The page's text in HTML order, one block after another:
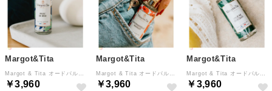
Margot&Tita
￥3,960
Margot&Tita
￥3,960
Margot&Tita
￥3,960